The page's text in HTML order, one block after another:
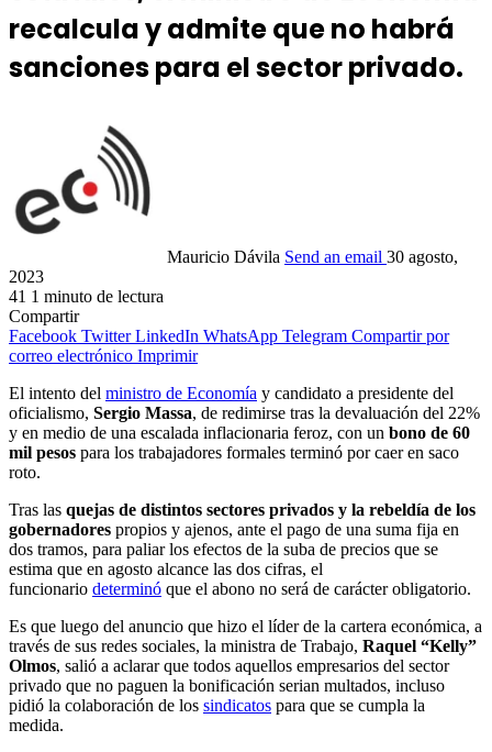
recalcula y admite que no habrá
sanciones para el sector privado.
Mauricio Dávila Send an email 30 agosto,
2023
41 1 minuto de lectura
Compartir
Facebook Twitter LinkedIn WhatsApp Telegram Compartir por
correo electrónico Imprimir
El intento del ministro de Economía y candidato a presidente del
oficialismo, Sergio Massa, de redimirse tras la devaluación del 22%
y en medio de una escalada inflacionaria feroz, con un bono de 60
mil pesos para los trabajadores formales terminó por caer en saco
roto.
Tras las quejas de distintos sectores privados y la rebeldía de los
gobernadores propios y ajenos, ante el pago de una suma fija en
dos tramos, para paliar los efectos de la suba de precios que se
estima que en agosto alcance las dos cifras, el
funcionario determinó que el abono no será de carácter obligatorio.
Es que luego del anuncio que hizo el líder de la cartera económica, a
través de sus redes sociales, la ministra de Trabajo, Raquel “Kelly”
Olmos, salió a aclarar que todos aquellos empresarios del sector
privado que no paguen la bonificación serian multados, incluso
pidió la colaboración de los sindicatos para que se cumpla la
medida.